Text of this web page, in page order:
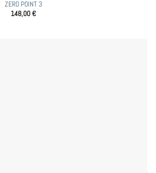
ZERO POINT 3
148,00€